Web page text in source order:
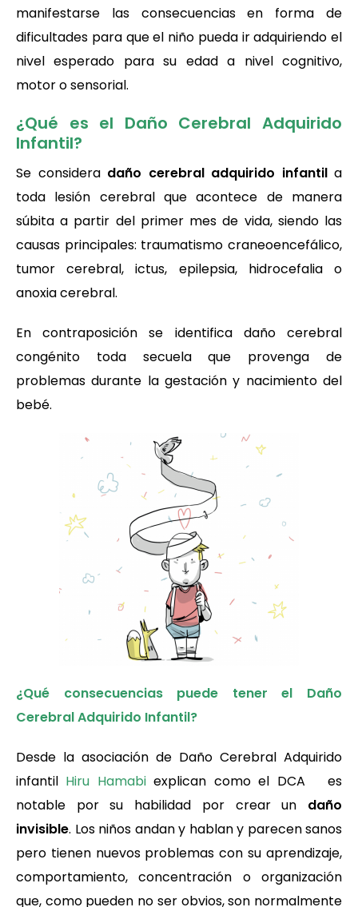
manifestarse las consecuencias en forma de
dificultades para que el niño pueda ir adquiriendo el
nivel esperado para su edad a nivel cognitivo,
motor o sensorial.
¿Qué es el Daño Cerebral Adquirido
Infantil?
Se considera daño cerebral adquirido infantila
toda lesión cerebral que acontece de manera
súbita a partir del primer mes de vida, siendo las
causas principales: traumatismo craneoencefálico,
tumor cerebral, ictus, epilepsia, hidrocefalia o
anoxia cerebral.
En contraposición se identifica daño cerebral
congénito toda secuela que provenga de
problemas durante la gestación y nacimiento del
bebé.
¿Qué consecuencias puede tener el Daño
Cerebral Adquirido Infantil?
Desde la asociación de Daño Cerebral Adquirido
infantil Hiru Hamabiexplican como el DCA es
notable por su habilidad por crear un daño
invisible. Los niños andan y hablan y parecen sanos
pero tienen nuevos problemas con su aprendizaje,
comportamiento, concentración o organización
que, como pueden no ser obvios, son normalmente